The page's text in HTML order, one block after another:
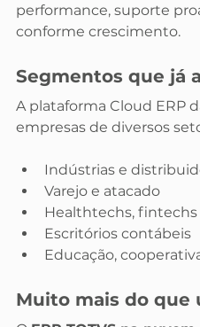
performance, suporte
conforme crescimento.
Segmentos que já
A plataforma Cloud ERP
empresas de diversos
Indústrias e
Varejo e atacado
Healthtechs, fintechs
Escritórios contábeis
Educação,
Muito mais do que